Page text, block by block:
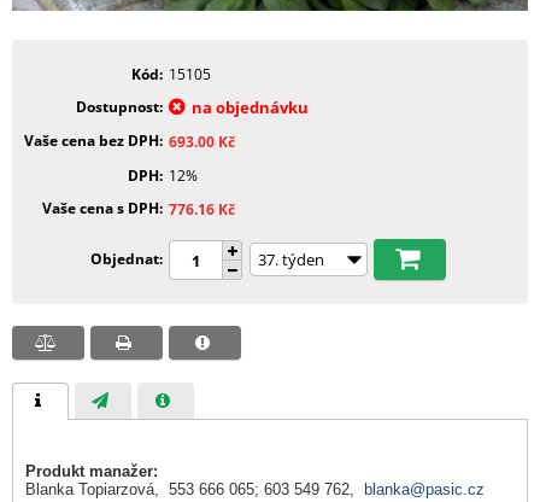
Kód 15105
Dostupnost
na objednávku
Vaše cena bez DPH 693.00 Kč
DPH 12%
Vaše cena s DPH 776.16 Kč
Objednat
Produkt manažer:
Blanka Topiarzová, 553 666 065; 603 549 762,
blanka@pasic.cz